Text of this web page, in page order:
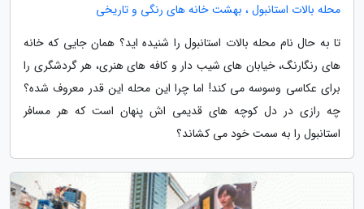
محله بالات استانبول ، بهشت خانه های رنگی و تاریخی
تا به حال نام محله بالات استانبول را شنیده اید؟ همان جایی که خانه
های رنگارنگ، خیابان های شیب دار و کافه های هنری، هر گردشگری را
برای عکاسی وسوسه می کند! اما چرا این محله این قدر معروف شده؟
چه رازی در دل کوچه های قدیمی اش پنهان است که هر مسافر
استانبول را به سمت خود می کشاند؟